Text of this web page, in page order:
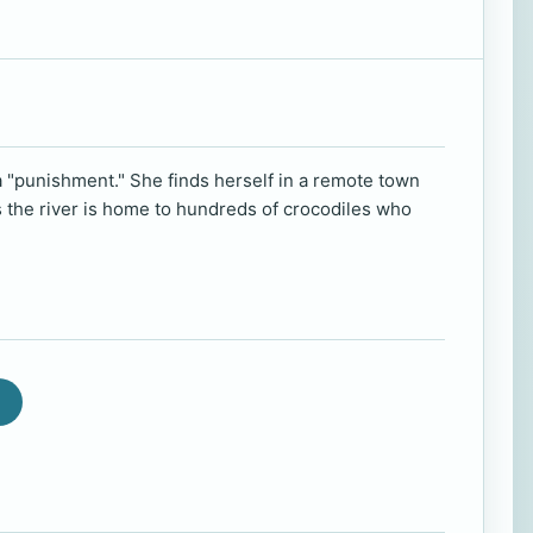
She finds herself in a remote town
river is home to hundreds of crocodiles who